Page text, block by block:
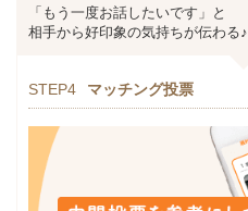
「もう一度お話したいです」と
相手から好印象の気持ちが伝わる♪
STEP4 マッチング投票